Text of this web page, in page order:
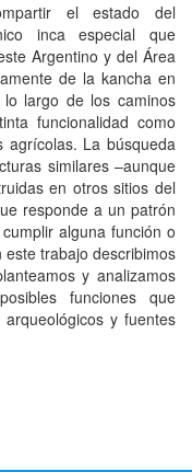
el estado del
inca especial que
Argentino y del Área
de la kancha en
largo de los caminos
funcionalidad como
agrícolas. La búsqueda
similares –aunque
en otros sitios del
responde a un patrón
alguna función o
este trabajo describimos
y analizamos
funciones que
y fuentes